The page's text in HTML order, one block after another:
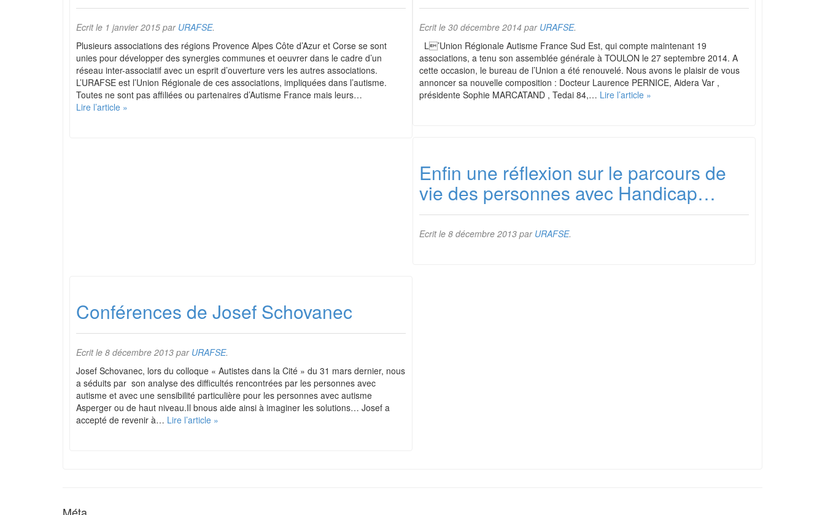
Ecrit le 1 janvier 2015 par URAFSE.
Plusieurs associations des régions Provence Alpes Côte d’Azur et Corse se sont
unies pour développer des synergies communes et oeuvrer dans le cadre d’un
réseau inter-associatif avec un esprit d’ouverture vers les autres associations.
L’URAFSE est l’Union Régionale de ces associations, impliquées dans l’autisme.
Toutes ne sont pas affiliées ou partenaires d’Autisme France mais leurs…
Lire l’article »
Ecrit le 30 décembre 2014 par URAFSE.
L’Union Régionale Autisme France Sud Est, qui compte maintenant 19
associations, a tenu son assemblée générale à TOULON le 27 septembre 2014. A
cette occasion, le bureau de l’Union a été renouvelé. Nous avons le plaisir de vous
annoncer sa nouvelle composition : Docteur Laurence PERNICE, Aidera Var ,
présidente Sophie MARCATAND , Tedai 84,… Lire l’article »
Enfin une réflexion sur le parcours de
vie des personnes avec Handicap…
Ecrit le 8 décembre 2013 par URAFSE.
Conférences de Josef Schovanec
Ecrit le 8 décembre 2013 par URAFSE.
Josef Schovanec, lors du colloque « Autistes dans la Cité » du 31 mars dernier, nous
a séduits par son analyse des difficultés rencontrées par les personnes avec
autisme et avec une sensibilité particulière pour les personnes avec autisme
Asperger ou de haut niveau.Il bnous aide ainsi à imaginer les solutions… Josef a
accepté de revenir à… Lire l’article »